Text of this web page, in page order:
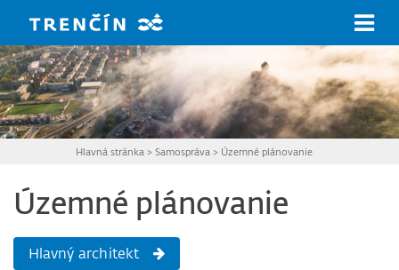
Hlavná stránka >Samospráva > Územné plánovanie
Územné plánovanie
Hlavný architekt